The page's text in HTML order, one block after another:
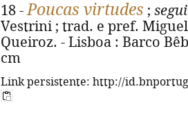
18 -Poucas virtudes ;
Vestrini ; trad. e pref.
Queiroz. - Lisboa : Barco
cm
Link persistente: http://